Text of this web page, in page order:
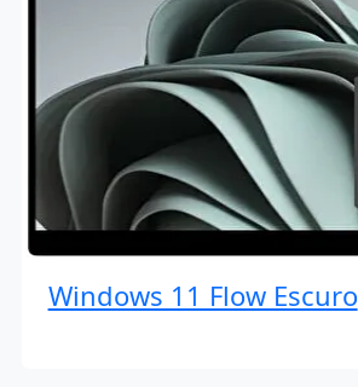
Windows 11 Flow Escuro